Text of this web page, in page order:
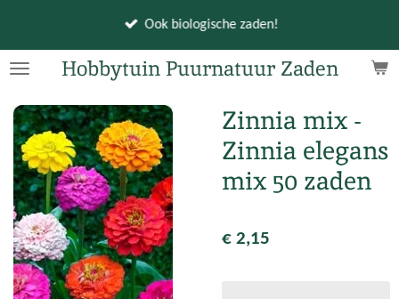
naar
hoofdinhoud
Hobbytuin Puurnatuur Zaden
Ook biologische zaden!
Zinnia mix -
Zinnia elegans
mix 50 zaden
€ 2,15